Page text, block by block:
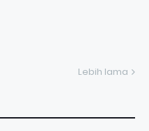
Lebih lama